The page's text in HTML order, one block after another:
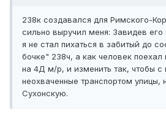
238к создавался для Римского-
сильно выручил меня: Завидев его
я не стал пихаться в забитый до
бочке" 238ч, а как человек
на 4Д м/р, и изменить так, чтобы с
неохваченные транспортом улицы,
Сухонскую.